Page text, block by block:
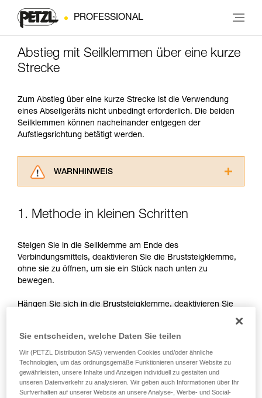
PROFESSIONAL
Abstieg mit Seilklemmen über eine kurze
Strecke
Zum Abstieg über eine kurze Strecke ist die Verwendung
eines Abseilgeräts nicht unbedingt erforderlich. Die beiden
Seilklemmen können nacheinander entgegen der
Aufstiegsrichtung betätigt werden.
WARNHINWEIS
aufmerksam durch, bevor Sie diesen zu Rate
verstehen zu können, müssen Sie zuerst die in
der Gebrauchsanweisung enthaltenen
Informationen richtig verstanden haben.
Training voraus. Prüfen Sie zusammen mit
Sie ihn eigenständig durchführen.
verbundenen Techniken. Möglicherweise gibt es
noch andere Techniken, die hier nicht
beschrieben werden.
1. Methode in kleinen Schritten
Steigen Sie in die Seilklemme am Ende des
Verbindungsmittels, deaktivieren Sie die Bruststeigklemme,
ohne sie zu öffnen, um sie ein Stück nach unten zu
bewegen.
Hängen Sie sich in die Bruststeigklemme, deaktivieren Sie
Bruststeigklemme zu bewegen.
Sie entscheiden, welche Daten Sie teilen
Wir (PETZL Distribution SAS) verwenden Cookies und/oder ähnliche
Technologien, um das ordnungsgemäße Funktionieren unserer Website zu
gewährleisten, unsere Inhalte und Anzeigen individuell zu gestalten und
unseren Datenverkehr zu analysieren. Wir geben auch Informationen über Ihr
Surfverhalten auf unserer Website an unsere Analyse-, Werbe- und Social-